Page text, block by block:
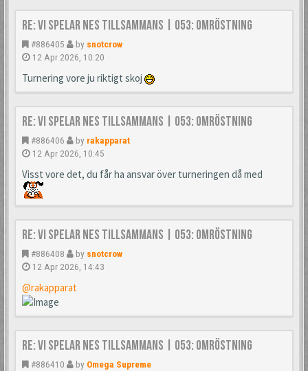
Re: Vi spelar NES tillsammans | 053: Omröstning
#886405 by snotcrow
12 Apr 2026, 10:20
Turnering vore ju riktigt skoj
Re: Vi spelar NES tillsammans | 053: Omröstning
#886406 by rakapparat
12 Apr 2026, 10:45
Visst vore det, du får ha ansvar över turneringen då med
Re: Vi spelar NES tillsammans | 053: Omröstning
#886408 by snotcrow
12 Apr 2026, 14:43
@rakapparat
Re: Vi spelar NES tillsammans | 053: Omröstning
#886410 by Omega Supreme